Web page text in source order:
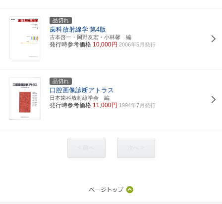
品切れ
歯科放射線学 第4版
古本啓一・岡野友宏・小林馨 編
発行時参考価格 10,000円 2006年5月発行
品切れ
口腔画像診断アトラス
日本歯科放射線学会 編
発行時参考価格 11,000円 1994年7月発行